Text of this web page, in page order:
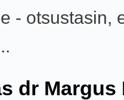
- otsustasin,
dr Margus